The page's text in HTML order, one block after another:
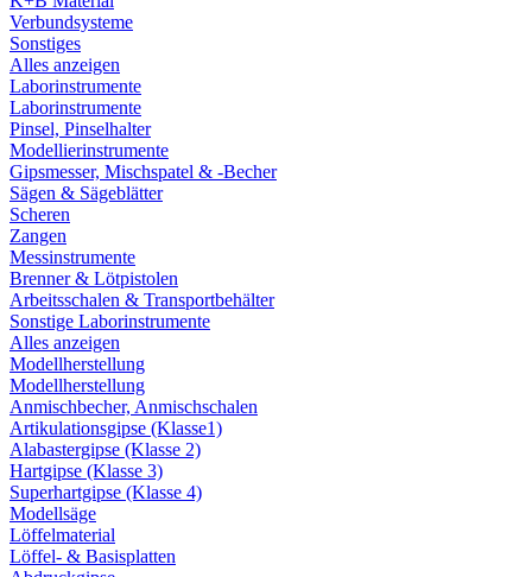
Verbundsysteme
Sonstiges
Alles anzeigen
Laborinstrumente
Laborinstrumente
Pinsel, Pinselhalter
Modellierinstrumente
Gipsmesser, Mischspatel & -Becher
Sägen & Sägeblätter
Scheren
Zangen
Messinstrumente
Brenner & Lötpistolen
Arbeitsschalen & Transportbehälter
Sonstige Laborinstrumente
Alles anzeigen
Modellherstellung
Modellherstellung
Anmischbecher, Anmischschalen
Artikulationsgipse (Klasse1)
Alabastergipse (Klasse 2)
Hartgipse (Klasse 3)
Superhartgipse (Klasse 4)
Modellsäge
Löffelmaterial
Löffel- & Basisplatten